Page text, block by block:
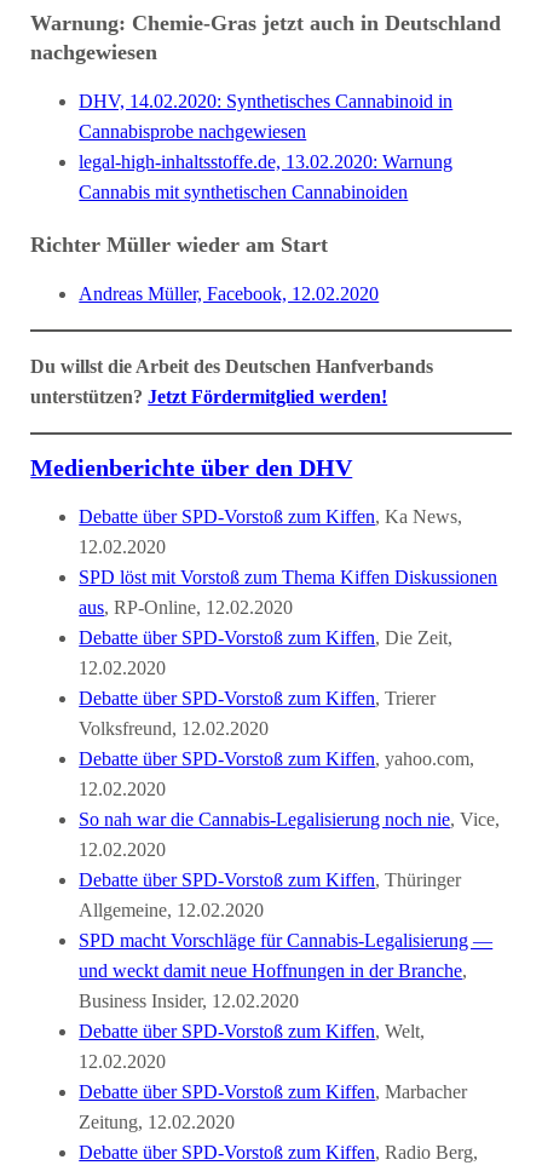
Warnung: Chemie-Gras jetzt auch in Deutschland
nachgewiesen
DHV, 14.02.2020: Synthetisches Cannabinoid in
Cannabisprobe nachgewiesen
legal-high-inhaltsstoffe.de, 13.02.2020: Warnung
Cannabis mit synthetischen Cannabinoiden
Richter Müller wieder am Start
Andreas Müller, Facebook, 12.02.2020
Du willst die Arbeit des Deutschen Hanfverbands
unterstützen?Jetzt Fördermitglied werden!
Medienberichte über den DHV
Debatte über SPD-Vorstoß zum Kiffen, Ka News,
12.02.2020
SPD löst mit Vorstoß zum Thema Kiffen Diskussionen
aus, RP-Online, 12.02.2020
Debatte über SPD-Vorstoß zum Kiffen, Die Zeit,
12.02.2020
Debatte über SPD-Vorstoß zum Kiffen, Trierer
Volksfreund, 12.02.2020
Debatte über SPD-Vorstoß zum Kiffen, yahoo.com,
12.02.2020
So nah war die Cannabis-Legalisierung noch nie, Vice,
12.02.2020
Debatte über SPD-Vorstoß zum Kiffen, Thüringer
Allgemeine, 12.02.2020
SPD macht Vorschläge für Cannabis-Legalisierung —
und weckt damit neue Hoffnungen in der Branche,
Business Insider, 12.02.2020
Debatte über SPD-Vorstoß zum Kiffen, Welt,
12.02.2020
Debatte über SPD-Vorstoß zum Kiffen, Marbacher
Zeitung, 12.02.2020
Debatte über SPD-Vorstoß zum Kiffen, Radio Berg,